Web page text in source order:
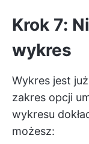
Krok 7:
wykres
Wykres jest
zakres opcji
wykresu
możesz: